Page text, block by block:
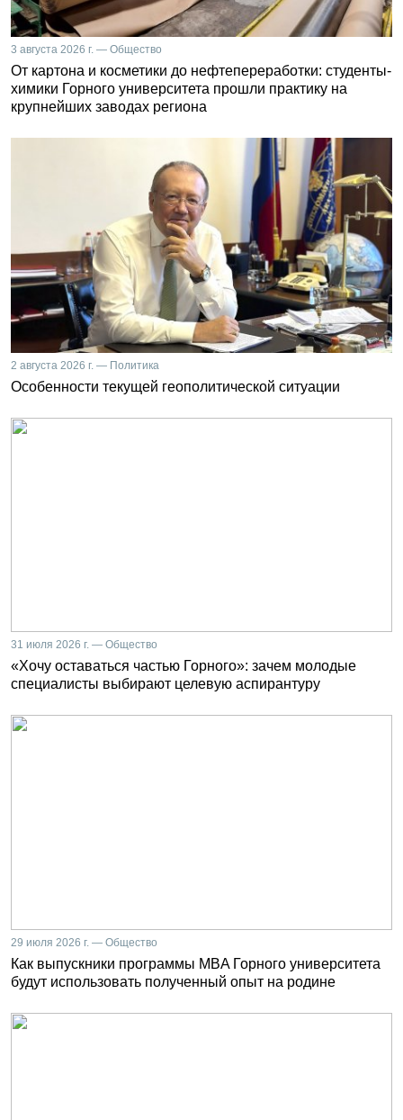
3 августа 2026 г. — Общество
От картона и косметики до нефтепереработки: студенты-
химики Горного университета прошли практику на
крупнейших заводах региона
2 августа 2026 г. — Политика
Особенности текущей геополитической ситуации
31 июля 2026 г. — Общество
«Хочу оставаться частью Горного»: зачем молодые
специалисты выбирают целевую аспирантуру
29 июля 2026 г. — Общество
Как выпускники программы MBA Горного университета
будут использовать полученный опыт на родине